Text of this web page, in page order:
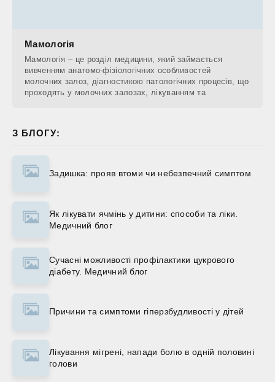
Мамологія
Мамологія – це розділ медицини, який займається
вивченням анатомо-фізіологічних особливостей
молочних залоз, діагностикою патологічних процесів, що
проходять у молочних залозах, лікуванням та
З БЛОГУ:
Задишка: прояв втоми чи небезпечний симптом
Як лікувати ячмінь у дитини: способи та ліки.
Медичний блог
Сучасні можливості профілактики цукрового
діабету. Медичний блог
Причини та симптоми гіперзбудливості у дітей
Лікування мігрені, напади болю в одній половині
голови